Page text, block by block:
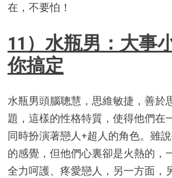
在，不要怕！
11）水瓶男：大事
你搞定
水瓶男頭腦聰慧，思維敏捷，善於
題，這樣的性格特質，使得他們在
同時扮演著戀人+超人的角色。雖
的感覺，但他們心裏卻是火熱的，
全力呵護、疼愛戀人，另一方面，